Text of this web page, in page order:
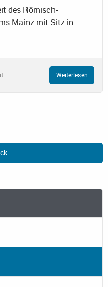
des Römisch-
Mainz mit Sitz in
Weiterlesen